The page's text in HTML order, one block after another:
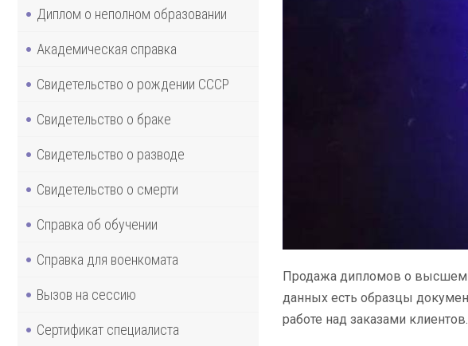
Диплом о неполном образовании
Академическая справка
Свидетельство о рождении СССР
Свидетельство о браке
Свидетельство о разводе
Свидетельство о смерти
Справка об обучении
Справка для военкомата
Вызов на сессию
Сертификат специалиста
Продажа дипломов о высшем
данных есть образцы
работе над заказами клиентов.